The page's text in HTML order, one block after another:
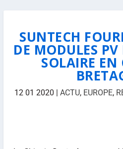
SUNTECH
DE MODULES PV
SOLAIRE EN
12 01 2020 | ACTU, EUROPE,